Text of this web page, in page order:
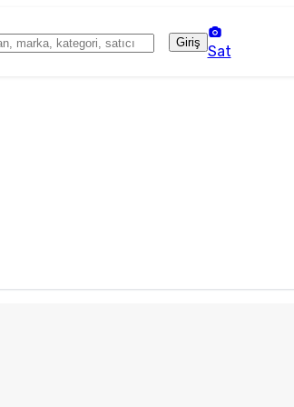
Giriş
Sat